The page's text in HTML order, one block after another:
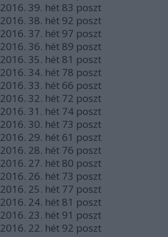
2016. 39. hét 83 poszt
2016. 38. hét 92 poszt
2016. 37. hét 97 poszt
2016. 36. hét 89 poszt
2016. 35. hét 81 poszt
2016. 34. hét 78 poszt
2016. 33. hét 66 poszt
2016. 32. hét 72 poszt
2016. 31. hét 74 poszt
2016. 30. hét 73 poszt
2016. 29. hét 61 poszt
2016. 28. hét 76 poszt
2016. 27. hét 80 poszt
2016. 26. hét 73 poszt
2016. 25. hét 77 poszt
2016. 24. hét 81 poszt
2016. 23. hét 91 poszt
2016. 22. hét 92 poszt